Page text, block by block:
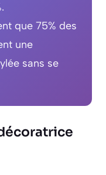
que 75% des
une
sans se